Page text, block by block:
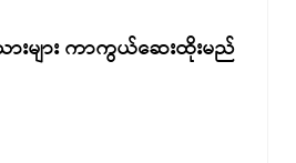
ားများ ကာကွယ်ဆေးထိုးမည်